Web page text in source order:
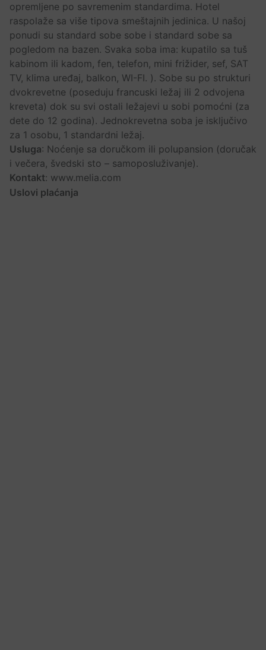
opremljene po savremenim standardima. Hotel
raspolaže sa više tipova smeštajnih jedinica. U našoj
ponudi su standard sobe sobe i standard sobe sa
pogledom na bazen. Svaka soba ima: kupatilo sa tuš
kabinom ili kadom, fen, telefon, mini frižider, sef, SAT
TV, klima uređaj, balkon, WI-FI. ). Sobe su po strukturi
dvokrevetne (poseduju francuski ležaj ili 2 odvojena
kreveta) dok su svi ostali ležajevi u sobi pomoćni (za
dete do 12 godina). Jednokrevetna soba je isključivo
za 1 osobu, 1 standardni ležaj.
Usluga: Noćenje sa doručkom ili polupansion (doručak
i večera, švedski sto – samoposluživanje).
Kontakt: www.melia.com
Uslovi plaćanja